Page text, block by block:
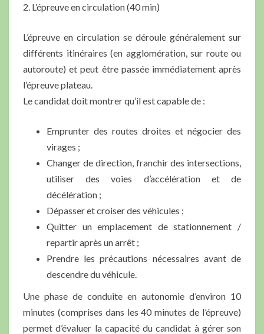
2. L’épreuve en circulation (40 min)
L’épreuve en circulation se déroule généralement sur
différents itinéraires (en agglomération, sur route ou
autoroute) et peut être passée immédiatement après
l’épreuve plateau.
Le candidat doit montrer qu’il est capable de :
Emprunter des routes droites et négocier des
virages ;
Changer de direction, franchir des intersections,
utiliser des voies d’accélération et de
décélération ;
Dépasser et croiser des véhicules ;
Quitter un emplacement de stationnement /
repartir après un arrêt ;
Prendre les précautions nécessaires avant de
descendre du véhicule.
Une phase de conduite en autonomie d’environ 10
minutes (comprises dans les 40 minutes de l’épreuve)
permet d’évaluer la capacité du candidat à gérer son